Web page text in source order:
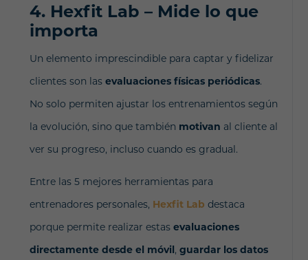
4. Hexfit Lab – Mide lo que
importa
Un elemento imprescindible para captar y fidelizar
clientes son las evaluaciones físicas periódicas.
No solo permiten ajustar los entrenamientos según
la evolución, sino que también motivan al cliente al
ver su progreso, incluso cuando es gradual.
Entre las 5 mejores herramientas para
entrenadores personales, Hexfit Lab destaca
porque permite realizar estas evaluaciones
directamente desde el móvil, guardar los datos